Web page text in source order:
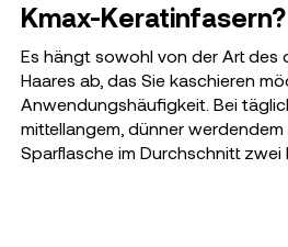
Kmax-Keratinfasern?
Es hängt sowohl von der Art des
Haares ab, das Sie kaschieren
Anwendungshäufigkeit. Bei
mittellangem, dünner werdendem
Sparflasche im Durchschnitt zwei